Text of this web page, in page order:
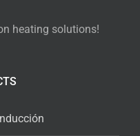
heating solutions!